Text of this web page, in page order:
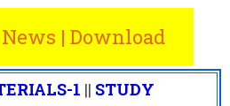
| Download
1 || STUDY